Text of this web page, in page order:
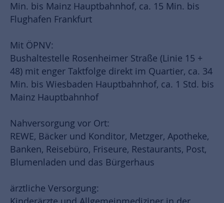
Min. bis Mainz Hauptbahnhof, ca. 15 Min. bis
Flughafen Frankfurt
Mit ÖPNV:
Bushaltestelle Rosenheimer Straße (Linie 15 +
48) mit enger Taktfolge direkt im Quartier, ca. 34
Min. bis Wiesbaden Hauptbahnhof, ca. 1 Std. bis
Mainz Hauptbahnhof
Nahversorgung vor Ort:
REWE, Bäcker und Konditor, Metzger, Apotheke,
Banken, Reisebüro, Friseure, Restaurants, Post,
Blumenladen und das Bürgerhaus
ärztliche Versorgung: